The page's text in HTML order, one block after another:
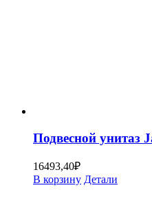
Подвесной унитаз
16493,40₽
В корзину Детали